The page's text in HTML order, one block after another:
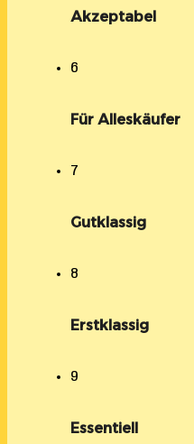
Akzeptabel
6
Für Alleskäufer
7
Gutklassig
8
Erstklassig
9
Essentiell